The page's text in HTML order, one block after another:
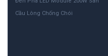
Cầu Lông Chống Chói